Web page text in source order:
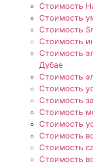
Стоимость
Стоимость
Стоимость
Стоимость
Стоимость
Дубае
Стоимость
Стоимость
Стоимость
Стоимость
Стоимость
Стоимость
Стоимость
Стоимость